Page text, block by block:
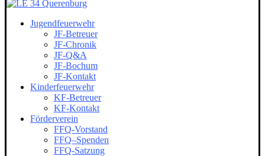
Jugendfeuerwehr
JF-Betreuer
JF-Chronik
JF-Q&A
JF-Bochum
JF-Kontakt
Kinderfeuerwehr
KF-Betreuer
KF-Kontakt
Förderverein
FFQ-Vorstand
FFQ–Spenden
FFQ-Satzung